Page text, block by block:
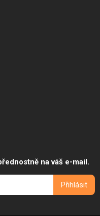
na váš e-mail.